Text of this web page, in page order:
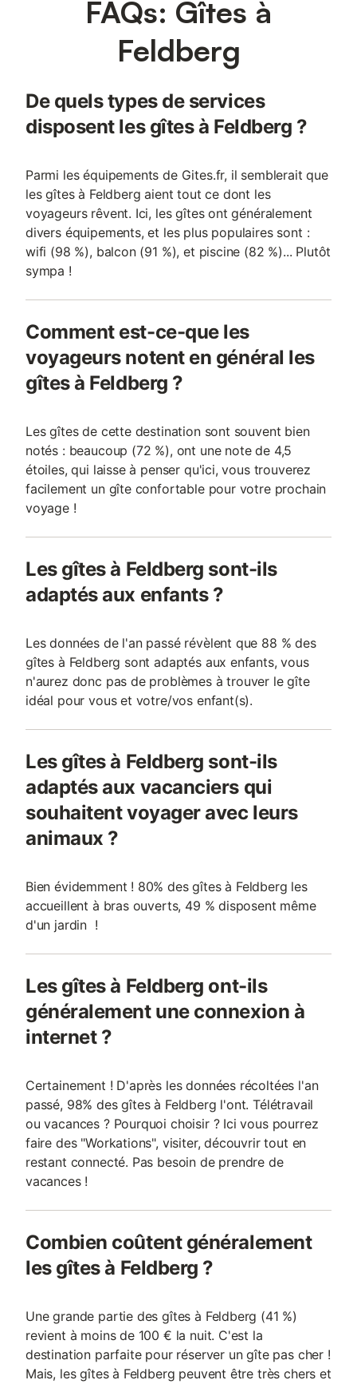
chambres. Pour la 7ème personne, un lit d'appoint est
disponible, et pour 2 jeunes enfants, un lit de voyage chacun.
cuisine très bien équipée et un îlot de cuisson, un ensemble de
canapés et un coin repas dans un bow-window avec vue sur la
sud invite aux barbecues conviviaux et à la détente. L'offre de
bien-être (sauna, piscine, massage etc.) de l'hôtel
FAQs: Gîtes à
Feldberg
De quels types de services
disposent les gîtes à Feldberg ?
Parmi les équipements de Gites.fr, il semblerait que
les gîtes à Feldberg aient tout ce dont les
voyageurs rêvent. Ici, les gîtes ont généralement
divers équipements, et les plus populaires sont :
wifi (98 %), balcon (91 %), et piscine (82 %)... Plutôt
sympa !
Comment est-ce-que les
voyageurs notent en général les
gîtes à Feldberg ?
Les gîtes de cette destination sont souvent bien
notés : beaucoup (72 %), ont une note de 4,5
étoiles, qui laisse à penser qu'ici, vous trouverez
facilement un gîte confortable pour votre prochain
voyage !
Les gîtes à Feldberg sont-ils
adaptés aux enfants ?
Les données de l'an passé révèlent que 88 % des
gîtes à Feldberg sont adaptés aux enfants, vous
n'aurez donc pas de problèmes à trouver le gîte
idéal pour vous et votre/vos enfant(s).
Les gîtes à Feldberg sont-ils
adaptés aux vacanciers qui
souhaitent voyager avec leurs
animaux ?
Bien évidemment ! 80% des gîtes à Feldberg les
accueillent à bras ouverts, 49 % disposent même
d'un jardin !
Les gîtes à Feldberg ont-ils
généralement une connexion à
internet ?
Certainement ! D'après les données récoltées l'an
passé, 98% des gîtes à Feldberg l'ont. Télétravail
ou vacances ? Pourquoi choisir ? Ici vous pourrez
faire des "Workations", visiter, découvrir tout en
restant connecté. Pas besoin de prendre de
vacances !
Combien coûtent généralement
les gîtes à Feldberg ?
Une grande partie des gîtes à Feldberg (41 %)
revient à moins de 100 € la nuit. C'est la
destination parfaite pour réserver un gîte pas cher !
Mais, les gîtes à Feldberg peuvent être très chers et